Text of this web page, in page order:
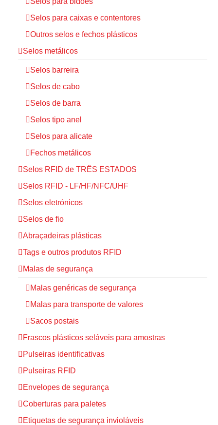
Selos para caixas e contentores
Outros selos e fechos plásticos
Selos metálicos
Selos barreira
Selos de cabo
Selos de barra
Selos tipo anel
Selos para alicate
Fechos metálicos
Selos RFID de TRÊS ESTADOS
Selos RFID - LF/HF/NFC/UHF
Selos eletrónicos
Selos de fio
Abraçadeiras plásticas
Tags e outros produtos RFID
Malas de segurança
Malas genéricas de segurança
Malas para transporte de valores
Sacos postais
Frascos plásticos seláveis para amostras
Pulseiras identificativas
Pulseiras RFID
Envelopes de segurança
Coberturas para paletes
Etiquetas de segurança invioláveis